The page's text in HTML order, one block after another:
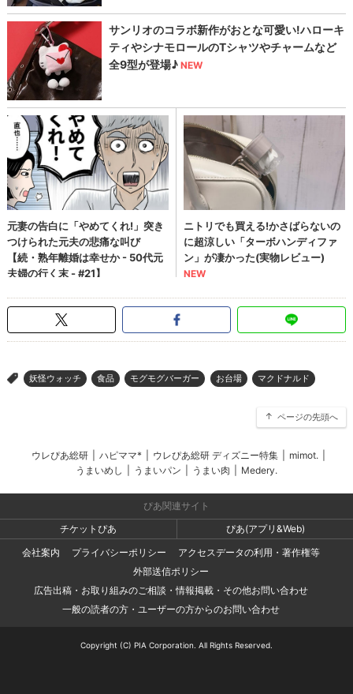
> 妖怪ウォッチ 食品 モグモグバーガー お台場 マクドナルド
ページの先頭へ
ウレぴあ総研 ハピママ* ウレぴあ総研 ディズニー特集 mimot.
うまいめし
うまいパン うまい肉 Medery.
ぴあ関連サイト
チケットぴあ
ぴあ(アプリ&Web)
会社案内
プライバシーポリシー
アクセスデータの利用・著作権等
外部送信ポリシー
広告出稿・お取り組みのご相談・情報掲載・その他お問い合わせ
一般の読者の方・ユーザーの方からのお問い合わせ
Copyright (C) PIA Corporation. All Rights Reserved.